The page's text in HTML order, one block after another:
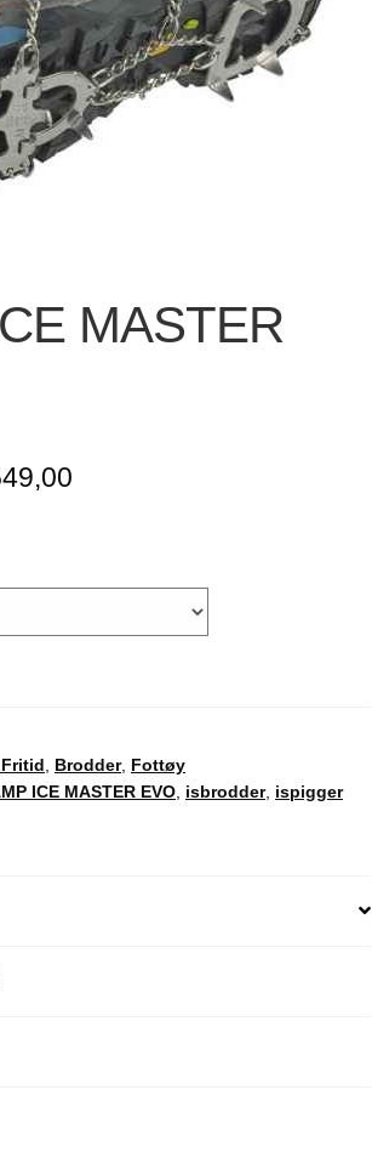
MASTER
kr 549,00.
Brodder, Fottøy
ICE MASTER EVO isbrodder, ispigger